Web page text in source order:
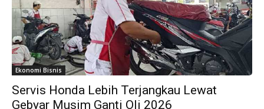
Ekonomi Bisnis
Servis Honda Lebih Terjangkau Lewat
Gebyar Musim Ganti Oli 2026